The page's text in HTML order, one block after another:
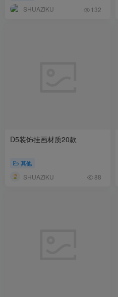
SHUAZIKU 132
D5装饰挂画材质20款
其他
SHUAZIKU 88